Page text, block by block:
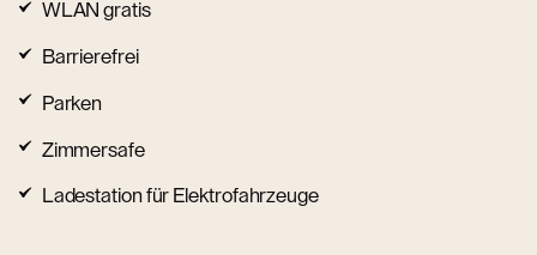
WLAN gratis
Barrierefrei
Parken
Zimmersafe
Ladestation für Elektrofahrzeuge